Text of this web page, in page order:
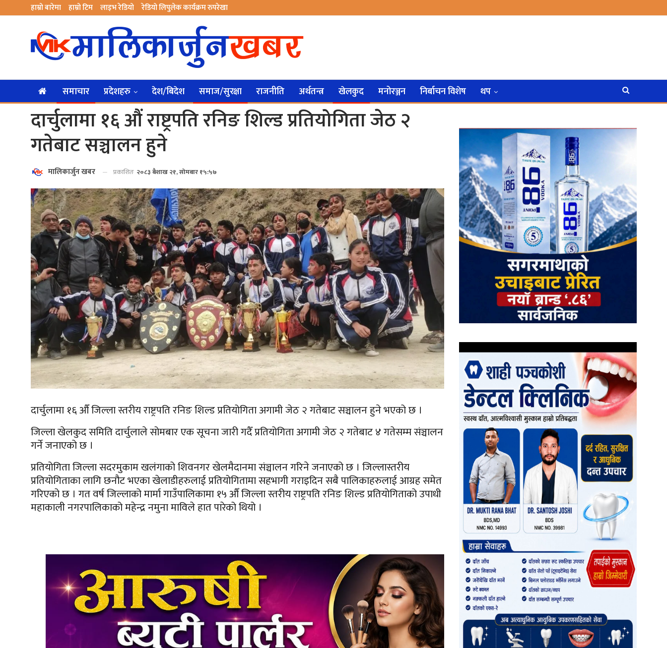
हाम्रो बारेमा हाम्रो टिम लाइभ रेडियो रेडियो लिपुलेक कार्यक्रम रुपरेखा
समाचार प्रदेशहरु देश/बिदेश समाज/सुरक्षा राजनीति अर्थतन्त्र खेलकुद मनोरञ्जन निर्बाचन विशेष थप
दार्चुलामा १६ औं राष्ट्रपति रनिङ शिल्ड प्रतियोगिता जेठ २
गतेबाट सञ्चालन हुने
मालिकार्जुन खबर प्रकाशितः २०८३ बैशाख २१, सोमबार १५:५७
दार्चुलामा १६ औँ जिल्ला स्तरीय राष्ट्रपति रनिङ शिल्ड प्रतियोगिता अगामी जेठ २ गतेबाट सञ्चालन हुने भएको छ ।
जिल्ला खेलकुद समिति दार्चुलाले सोमबार एक सूचना जारी गदैँ प्रतियोगिता अगामी जेठ २ गतेबाट ४ गतेसम्म संञ्चालन
गर्ने जनाएको छ ।
प्रतियोगिता जिल्ला सदरमुकाम खलंगाको शिवनगर खेलमैदानमा संञ्चालन गरिने जनाएको छ । जिल्लास्तरीय
प्रतियोगिताका लागि छनौट भएका खेलाडीहरुलाई प्रतियोगितामा सहभागी गराइदिन सबै पालिकाहरुलाई आग्रह समेत
गरिएको छ । गत वर्ष जिल्लाको मार्मा गाउँपालिकामा १५ औँ जिल्ला स्तरीय राष्ट्रपति रनिङ शिल्ड प्रतियोगिताको उपाधी
महाकाली नगरपालिकाको महेन्द्र नमुना माविले हात पारेको थियो ।